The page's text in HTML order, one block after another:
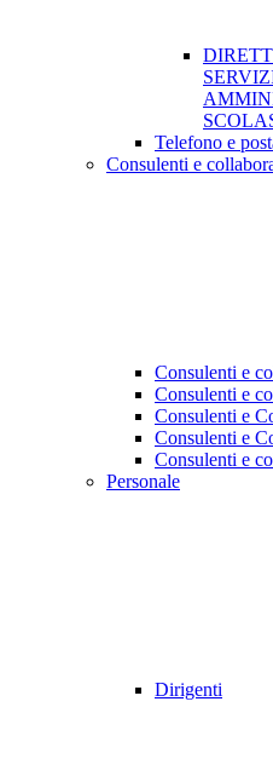
Telefono e
Consulenti e
Consulenti e
Consulenti e
Consulenti e
Consulenti e
Consulenti e
Personale
Dirigenti